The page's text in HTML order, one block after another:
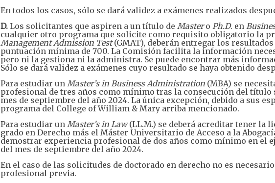
En todos los casos, sólo se dará validez a exámenes realizados
D.Los solicitantes que aspiren a un título de Mastero Ph.D. en
cualquier otro programa que solicite como requisito obligatorio la
Management Admission Test(GMAT), deberán entregar los resultados
puntuación mínima de 700. La Comisión facilita la información
pero ni la gestiona ni la administra. Se puede encontrar más
Sólo se dará validez a exámenes cuyo resultado se haya obtenido
Para estudiar un Master’s in Business Administration(MBA) se
profesional de tres años como mínimo tras la consecución del título
mes de septiembre del año 2024. La única excepción, debido a sus
programa del College of William & Mary arriba mencionado.
Para estudiar un Master’s in Law(LL.M.) se deberá acreditar tener la
grado en Derecho más el Máster Universitario de Acceso a la
demostrar experiencia profesional de dos años como mínimo en el
del mes de septiembre del año 2024.
En el caso de las solicitudes de doctorado en derecho no es
profesional previa.